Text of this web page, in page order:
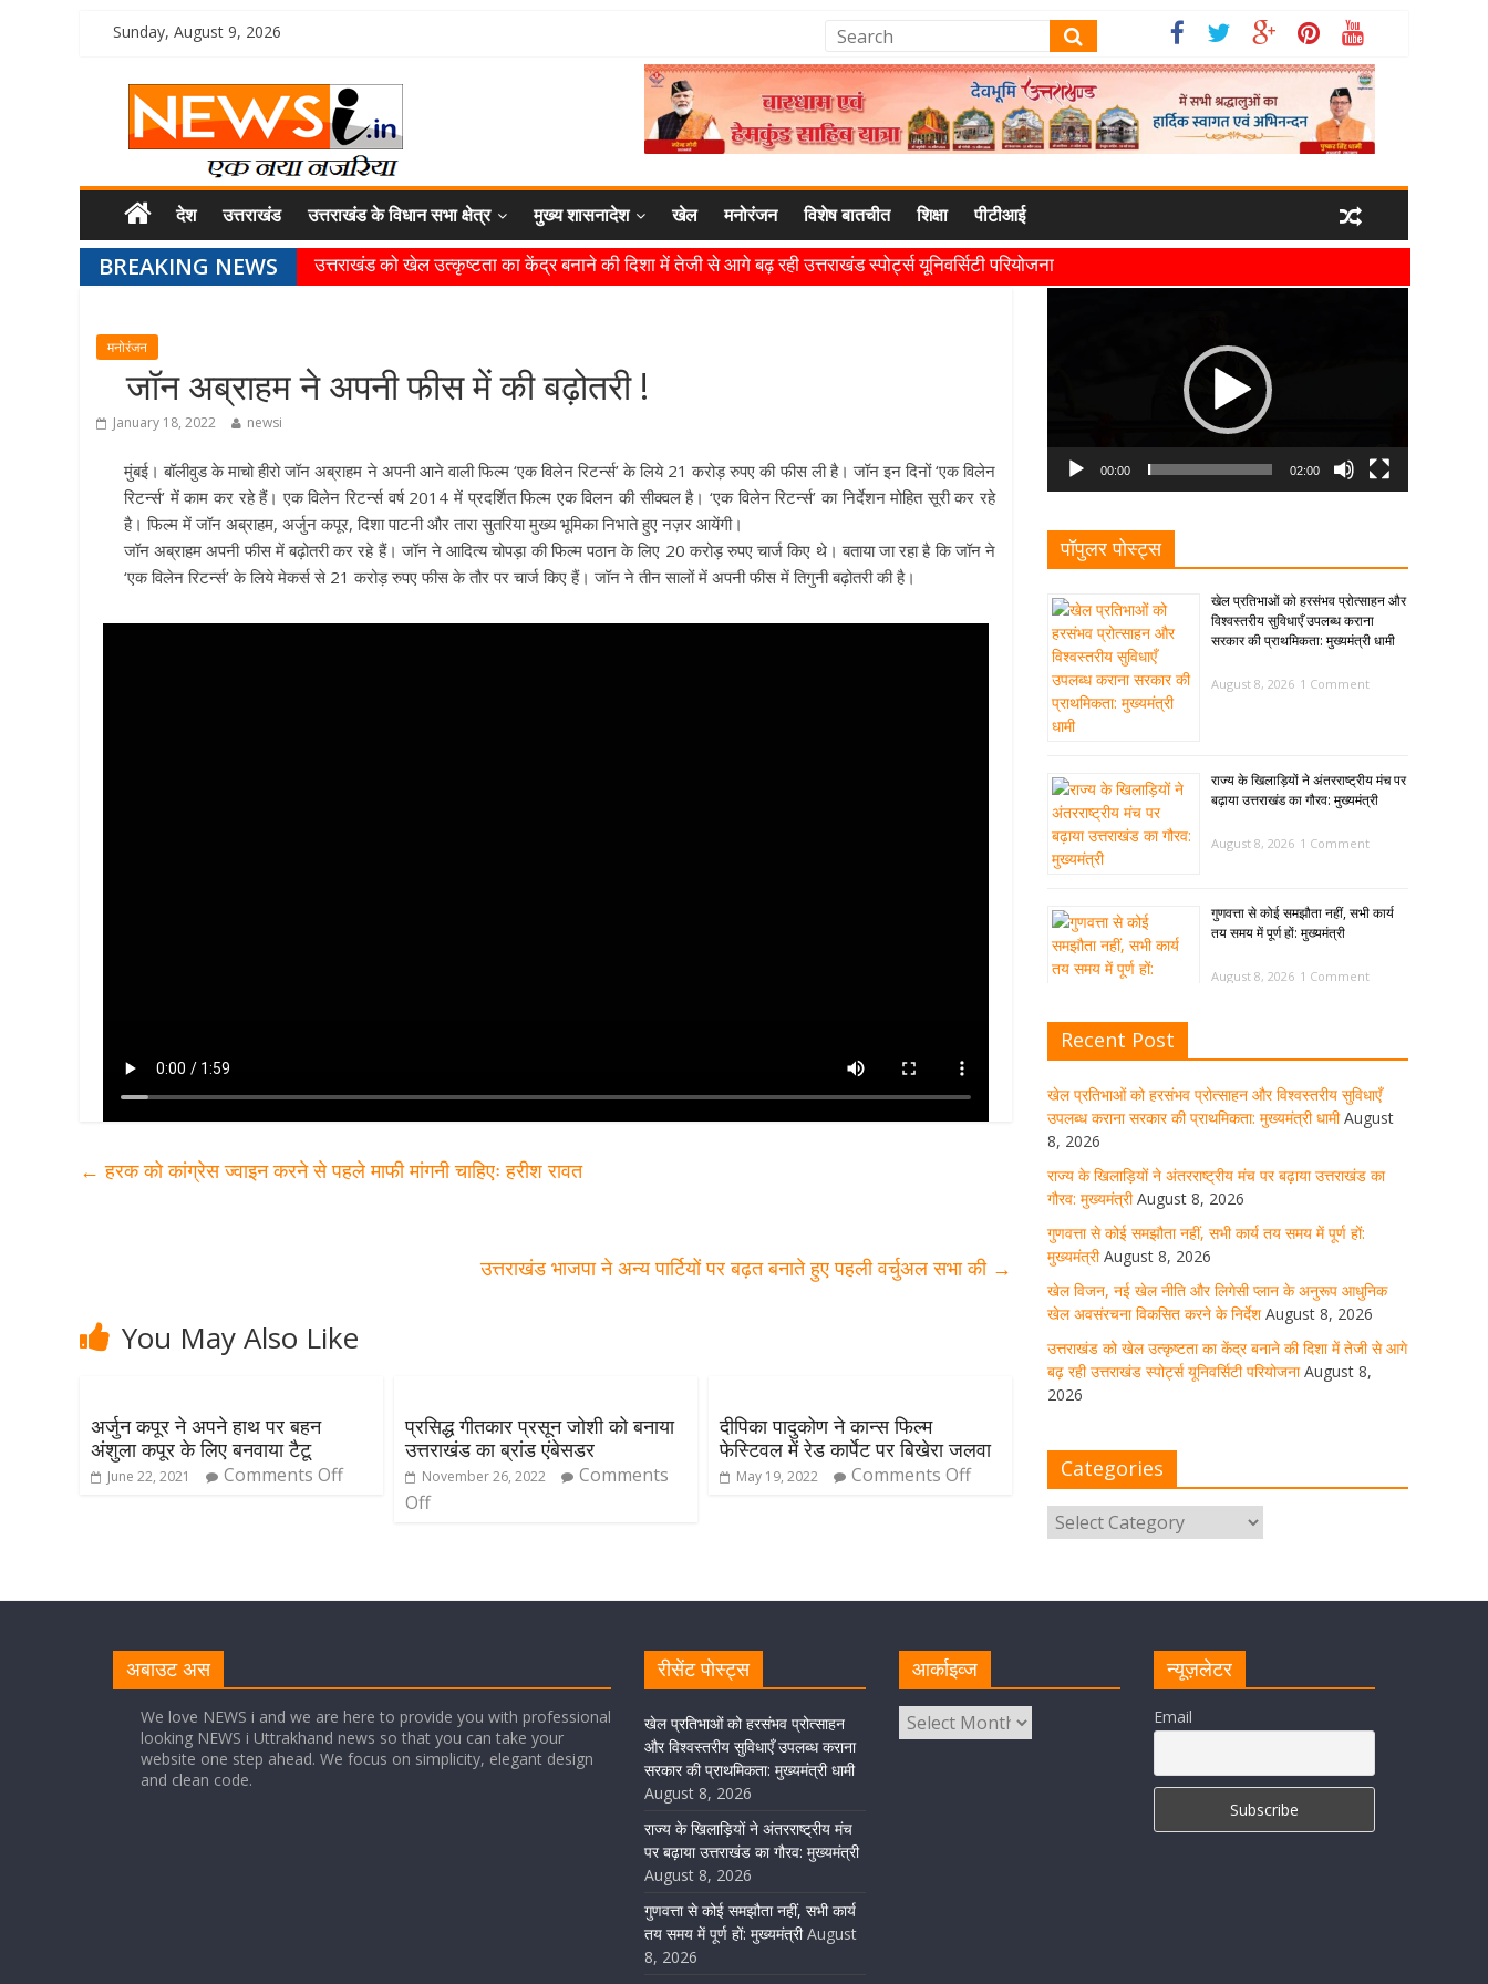
Sunday, August 9, 2026
देश उत्तराखंड उत्तराखंड के विधान सभा क्षेत्र मुख्य शासनादेश खेल मनोरंजन विशेष बातचीत शिक्षा पीटीआई
BREAKING NEWS
उत्तराखंड को खेल उत्कृष्टता का केंद्र बनाने की दिशा में तेजी से आगे बढ़ रही उत्तराखंड स्पोर्ट्स यूनिवर्सिटी परियोजना
खेल प्रतिभाओं को हरसंभव प्रोत्साहन और विश्वस्तरीय सुविधाएँ उपलब्ध कराना सरकार की प्राथमिकता: मुख्यमंत्री धामी
खेल विजन, नई खेल नीति और लिगेसी प्लान के अनुरूप आधुनिक खेल अवसंरचना विकसित करने के निर्देश
मनोरंजन
जॉन अब्राहम ने अपनी फीस में की बढ़ोतरी !
January 18, 2022 newsi
मुंबई। बॉलीवुड के माचो हीरो जॉन अब्राहम ने अपनी आने वाली फिल्म ‘एक विलेन रिटर्न्स’ के लिये 21 करोड़ रुपए की फीस ली है। जॉन इन दिनों ‘एक विलेन
रिटर्न्स’ में काम कर रहे हैं। एक विलेन रिटर्न्स वर्ष 2014 में प्रदर्शित फिल्म एक विलन की सीक्वल है। ‘एक विलेन रिटर्न्स’ का निर्देशन मोहित सूरी कर रहे
है। फिल्म में जॉन अब्राहम, अर्जुन कपूर, दिशा पाटनी और तारा सुतरिया मुख्य भूमिका निभाते हुए नज़र आयेंगी।
जॉन अब्राहम अपनी फीस में बढ़ोतरी कर रहे हैं। जॉन ने आदित्य चोपड़ा की फिल्म पठान के लिए 20 करोड़ रुपए चार्ज किए थे। बताया जा रहा है कि जॉन ने
‘एक विलेन रिटर्न्स’ के लिये मेकर्स से 21 करोड़ रुपए फीस के तौर पर चार्ज किए हैं। जॉन ने तीन सालों में अपनी फीस में तिगुनी बढ़ोतरी की है।
← हरक को कांग्रेस ज्वाइन करने से पहले माफी मांगनी चाहिएः हरीश रावत
उत्तराखंड भाजपा ने अन्य पार्टियों पर बढ़त बनाते हुए पहली वर्चुअल सभा की →
You May Also Like
अर्जुन कपूर ने अपने हाथ पर बहन
अंशुला कपूर के लिए बनवाया टैटू
June 22, 2021 Comments Off
प्रसिद्ध गीतकार प्रसून जोशी को बनाया
उत्तराखंड का ब्रांड एंबेसडर
November 26, 2022
Comments
Off
दीपिका पादुकोण ने कान्स फिल्म
फेस्टिवल में रेड कार्पेट पर बिखेरा जलवा
May 19, 2022 Comments Off
00:00 02:00
पॉपुलर पोस्ट्स
खेल प्रतिभाओं को हरसंभव प्रोत्साहन और
विश्वस्तरीय सुविधाएँ उपलब्ध कराना
सरकार की प्राथमिकता: मुख्यमंत्री धामी
August 8, 2026 1 Comment
राज्य के खिलाड़ियों ने अंतरराष्ट्रीय मंच पर
बढ़ाया उत्तराखंड का गौरव: मुख्यमंत्री
August 8, 2026 1 Comment
गुणवत्ता से कोई समझौता नहीं, सभी कार्य
तय समय में पूर्ण हों: मुख्यमंत्री
August 8, 2026 1 Comment
प्लान के अनुरूप आधुनिक खेल अवसंरचना
विकसित करने के निर्देश
August 8, 2026 1 Comment
उत्तराखंड को खेल उत्कृष्टता का केंद्र
बनाने की दिशा में तेजी से आगे बढ़ रही
उत्तराखंड स्पोर्ट्स यूनिवर्सिटी परियोजना
August 8, 2026 1 Comment
मुख्य सचिव ने कहा- कौशल विकास से
संबंधित सभी विभाग एक प्लेटफॉर्म पर करें
साइबर अपराध नियंत्रण व प्रबंधन में
उत्तराखंड पुलिस का पांचवां नंबर, सीएम
धामी ने दी बधाई
निलंबित
मजदूरी, ओवरटाइम पर मिलेगा दोगुना
भुगतान
Recent Post
खेल प्रतिभाओं को हरसंभव प्रोत्साहन और विश्वस्तरीय सुविधाएँ
उपलब्ध कराना सरकार की प्राथमिकता: मुख्यमंत्री धामी August
8, 2026
राज्य के खिलाड़ियों ने अंतरराष्ट्रीय मंच पर बढ़ाया उत्तराखंड का
गौरव: मुख्यमंत्री August 8, 2026
गुणवत्ता से कोई समझौता नहीं, सभी कार्य तय समय में पूर्ण हों:
मुख्यमंत्री August 8, 2026
खेल विजन, नई खेल नीति और लिगेसी प्लान के अनुरूप आधुनिक
खेल अवसंरचना विकसित करने के निर्देश August 8, 2026
उत्तराखंड को खेल उत्कृष्टता का केंद्र बनाने की दिशा में तेजी से आगे
बढ़ रही उत्तराखंड स्पोर्ट्स यूनिवर्सिटी परियोजना August 8,
2026
Categories
अबाउट अस
We love NEWS i and we are here to provide you with professional
looking NEWS i Uttrakhand news so that you can take your
website one step ahead. We focus on simplicity, elegant design
and clean code.
रीसेंट पोस्ट्स
खेल प्रतिभाओं को हरसंभव प्रोत्साहन
और विश्वस्तरीय सुविधाएँ उपलब्ध कराना
सरकार की प्राथमिकता: मुख्यमंत्री धामी
August 8, 2026
राज्य के खिलाड़ियों ने अंतरराष्ट्रीय मंच
पर बढ़ाया उत्तराखंड का गौरव: मुख्यमंत्री
August 8, 2026
गुणवत्ता से कोई समझौता नहीं, सभी कार्य
तय समय में पूर्ण हों: मुख्यमंत्री August
8, 2026
आर्काइव्ज न्यूज़लेटर
Email